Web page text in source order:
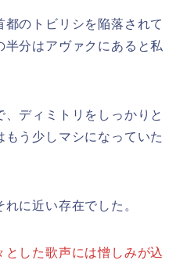
のトビリシを陥落されて
半分はアヴァクにあると私
ディミトリをしっかりと
う少しマシになっていた
に近い存在でした。
とした歌声には憎しみが込